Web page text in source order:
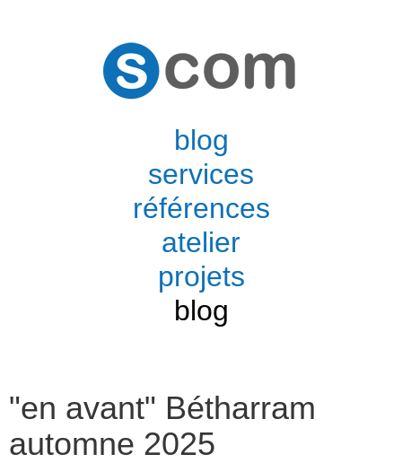
blog
services
références
atelier
projets
blog
"en avant" Bétharram
automne 2025